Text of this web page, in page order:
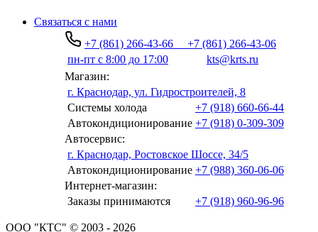
Связаться с нами
+7 (861) 266-43-66
+7 (861) 266-43-06
пн-пт с 8:00 до 17:00
kts@krts.ru
Магазин:
г. Краснодар, ул. Гидростроителей, 8
Системы холода
+7 (918) 660-66-44
Автокондиционирование +7 (918) 0-309-309
Автосервис:
г. Краснодар, Ростовское Шоссе, 34/5
Автокондиционирование +7 (988) 360-06-06
Интернет-магазин:
Заказы принимаются
+7 (918) 960-96-96
ООО "КТС" © 2003 - 2026